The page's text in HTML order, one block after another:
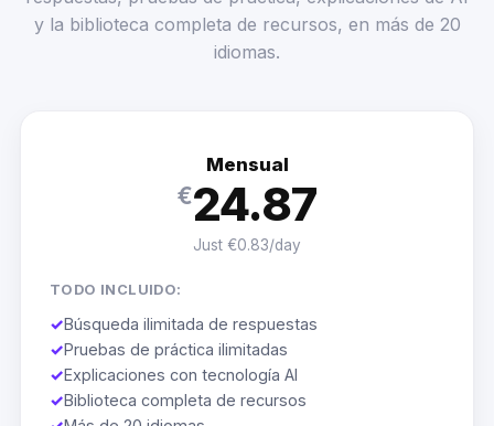
y la biblioteca completa de recursos, en más de 20
idiomas.
Mensual
€24.87
Just €0.83/day
TODO INCLUIDO:
✓Búsqueda ilimitada de respuestas
✓Pruebas de práctica ilimitadas
✓Explicaciones con tecnología AI
✓Biblioteca completa de recursos